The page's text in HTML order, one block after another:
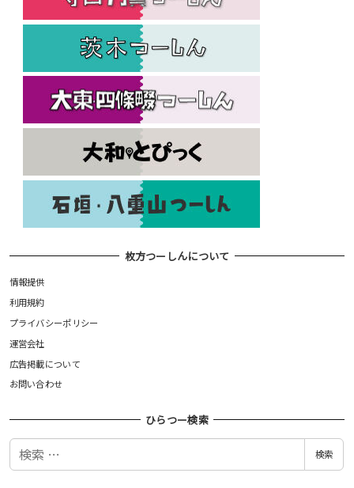
枚方つーしんについて
情報提供
利用規約
プライバシーポリシー
運営会社
広告掲載について
お問い合わせ
ひらつー検索
検
検索